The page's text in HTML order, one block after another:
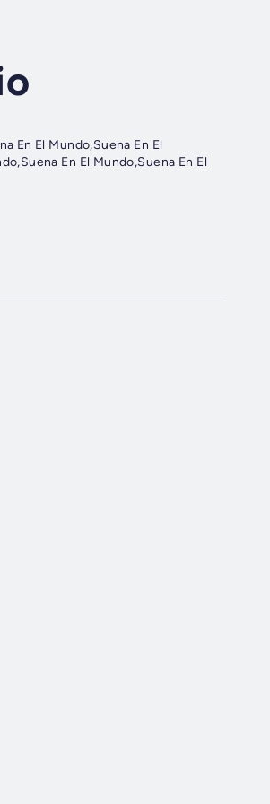
En El Mundo,Suena En El
En El Mundo,Suena En El